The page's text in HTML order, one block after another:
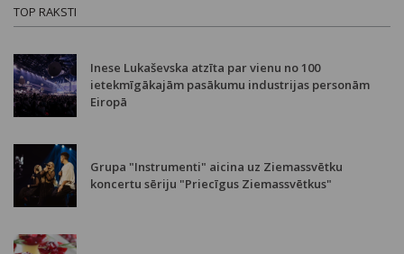
TOP RAKSTI
Inese Lukaševska atzīta par vienu no 100
ietekmīgākajām pasākumu industrijas personām
Eiropā
Grupa "Instrumenti" aicina uz Ziemassvētku
koncertu sēriju "Priecīgus Ziemassvētkus"